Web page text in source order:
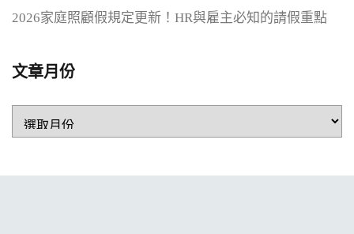
2026家庭照顧假規定更新！HR與雇主必知的請假重點
文章月份